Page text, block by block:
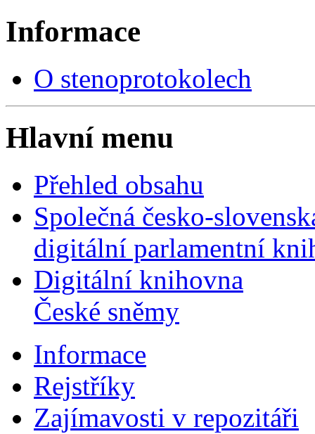
Informace
O stenoprotokolech
Hlavní menu
Přehled obsahu
Společná česko-
digitální parlamentní
Digitální knihovna
České sněmy
Informace
Rejstříky
Zajímavosti v repozitáři